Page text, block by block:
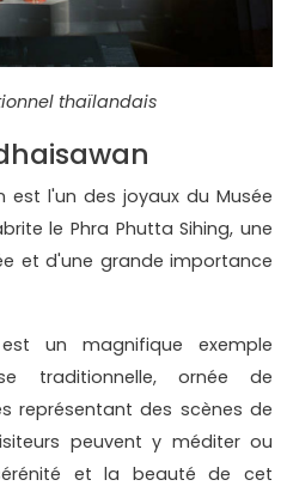
thaïlandais
est l'un des joyaux du Musée
le Phra Phutta Sihing, une
et d'une grande importance
un magnifique exemple
traditionnelle, ornée de
représentant des scènes de
peuvent y méditer ou
et la beauté de cet